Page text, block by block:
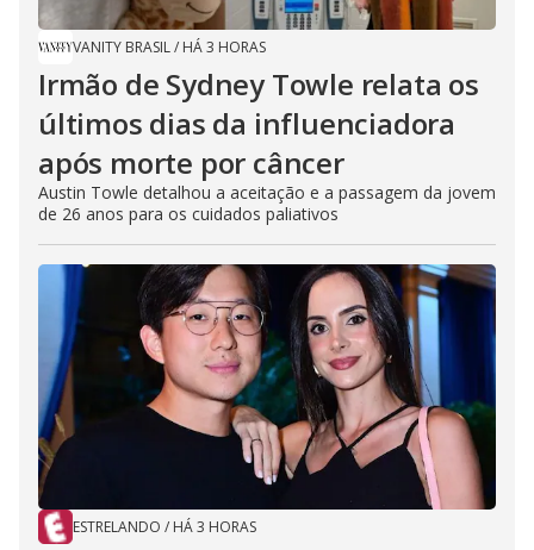
VANITY BRASIL/ HÁ 3 HORAS
Irmão de Sydney Towle relata os
últimos dias da influenciadora
após morte por câncer
Austin Towle detalhou a aceitação e a passagem da jovem
de 26 anos para os cuidados paliativos
ESTRELANDO / HÁ 3 HORAS